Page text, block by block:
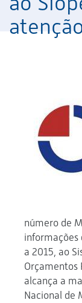
número de
informações
a 2015, ao
Orçamentos
alcança a
Nacional de